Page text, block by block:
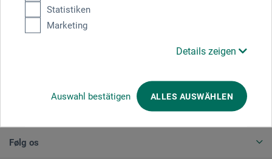
Statistiken
Marketing
Details zeigen
Auswahl bestätigen ALLES AUSWÄHLEN
Følg os